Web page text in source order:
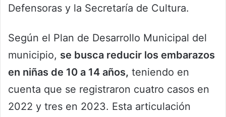
Defensoras y la Secretaría de Cultura.
Según el Plan de Desarrollo Municipal del
municipio, se busca reducir los embarazos
en niñas de 10 a 14 años, teniendo en
cuenta que se registraron cuatro casos en
2022 y tres en 2023. Esta articulación